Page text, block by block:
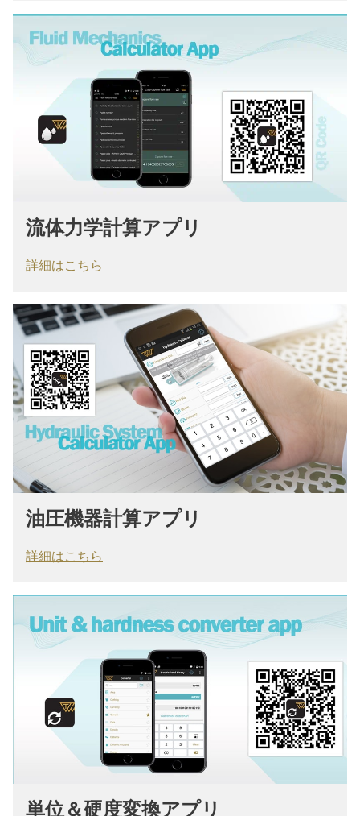
流体力学計算アプリ
詳細はこちら
油圧機器計算アプリ
詳細はこちら
単位＆硬度変換アプリ